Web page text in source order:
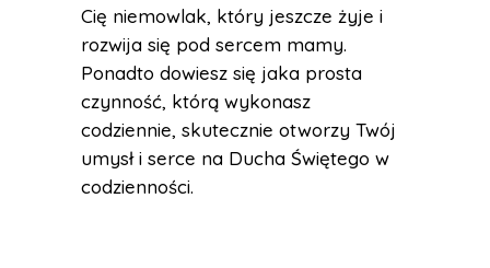
Cię niemowlak, który jeszcze żyje i
rozwija się pod sercem mamy.
Ponadto dowiesz się jaka prosta
czynność, którą wykonasz
codziennie, skutecznie otworzy Twój
umysł i serce na Ducha Świętego w
codzienności.